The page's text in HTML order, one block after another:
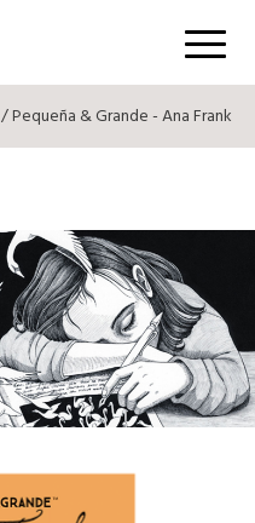
Menú
/ Pequeña & Grande - Ana Frank